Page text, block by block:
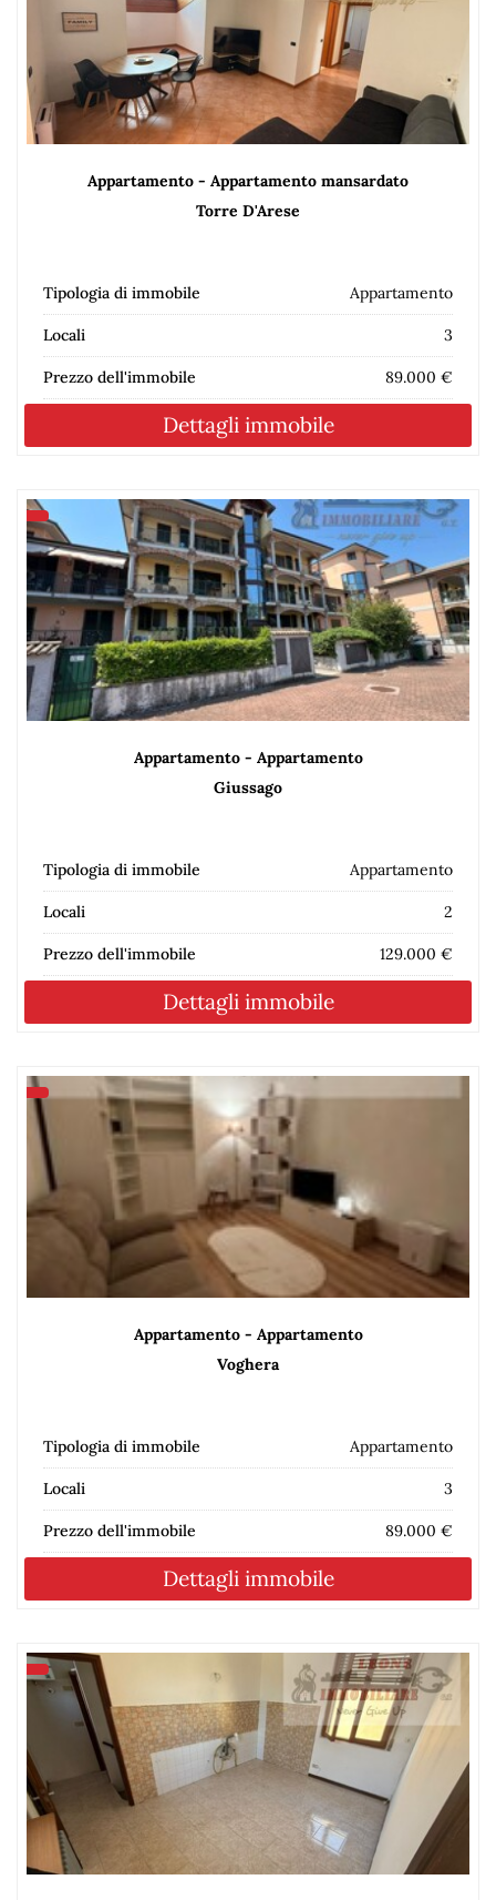
Appartamento - Appartamento mansardato
Torre D'Arese
Tipologia di immobile Appartamento
Locali 3
Prezzo dell'immobile 89.000 €
Dettagli immobile
Appartamento - Appartamento
Giussago
Tipologia di immobile Appartamento
Locali 2
Prezzo dell'immobile 129.000 €
Dettagli immobile
Appartamento - Appartamento
Voghera
Tipologia di immobile Appartamento
Locali 3
Prezzo dell'immobile 89.000 €
Dettagli immobile